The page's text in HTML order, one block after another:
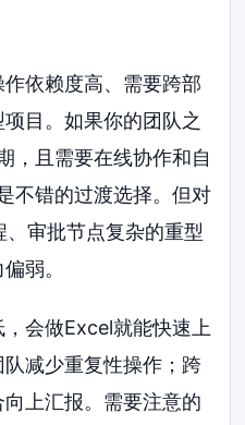
依赖度高、需要跨部
目。如果你的团队之
，且需要在线协作和自
不错的过渡选择。但对
审批节点复杂的重型
弱。
会做Excel就能快速上
减少重复性操作；跨
上汇报。需要注意的